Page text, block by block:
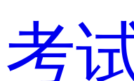
考